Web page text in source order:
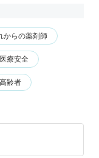
からの薬剤師
医療安全
高齢者